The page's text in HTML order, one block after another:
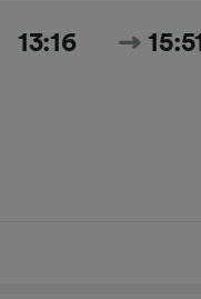
13:16 15:51